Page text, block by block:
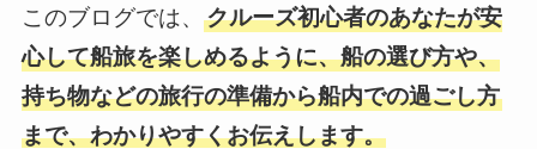
このブログでは、 クルーズ初心者のあなたが安
心して船旅を楽しめるように、船の選び方や、
持ち物などの旅行の準備から船内での過ごし方
まで、わかりやすくお伝えします。